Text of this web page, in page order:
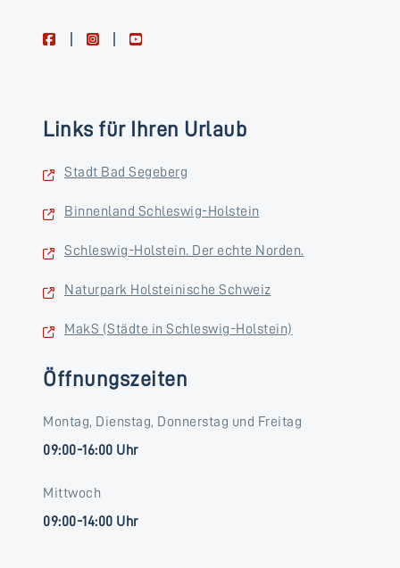
facebookinstagramyoutube
Links für Ihren Urlaub
Stadt Bad Segeberg
Binnenland Schleswig-Holstein
Schleswig-Holstein. Der echte Norden.
Naturpark Holsteinische Schweiz
MakS (Städte in Schleswig-Holstein)
Öffnungszeiten
Montag, Dienstag, Donnerstag und Freitag
09:00-16:00 Uhr
Mittwoch
09:00-14:00 Uhr